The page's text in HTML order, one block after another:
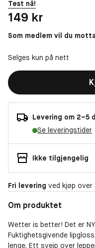
Test nå!
Pris: 149 kr
149 kr
Som medlem vil du
Selges kun på nett
Levering om 2–5
Se leveringstider
Ikke tilgjengelig
Fri levering ved kjøp over
Om produktet
Wetter is better! Det er NYX
Fuktighetsgivende
lenge. Ett sveip over